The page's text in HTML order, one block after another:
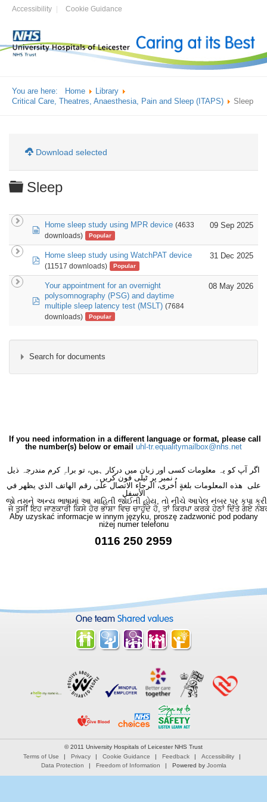
Accessibility Cookie Guidance
You are here: Home
Library
Critical Care, Theatres, Anaesthesia, Pain and Sleep (ITAPS)
Sleep
Download selected
Folder
Sleep
spreadsheet
Home sleep study using MPR device (4633
downloads)
Popular
09 Sep 2025
pdfHome sleep study using WatchPAT device
(11517 downloads) Popular
31 Dec 2025
pdf
Your appointment for an overnight
polysomnography (PSG) and daytime
multiple sleep latency test (MSLT) (7684
downloads)
Popular
08 May 2026
Search for documents
×
×- Sleep
If you need information in a different language or format, please call
the number(s) below or email uhl-tr.equalitymailbox@nhs.net
اگر آپ کو یہ معلومات کسی اور زبان میں درکار ہیں، تو براہِ کرم مندرجہ ذیل
نمبر پر ٹیلی فون کریں۔
على هذه المعلومات بلغةٍ أُخرى، الرجاء الاتصال على رقم الهاتف الذي يظهر في
الأسفل
જો તમને અન્ય ભાષામાં આ માહિતી જોઈતી હોય, તો નીચે આપેલ નંબર પર કૃપા કરી
ਜੇ ਤੁਸੀਂ ਇਹ ਜਾਣਕਾਰੀ ਕਿਸੇ ਹੋਰ ਭਾਸ਼ਾ ਵਿਚ ਚਾਹੁੰਦੇ ਹੋ, ਤਾਂ ਕਿਰਪਾ ਕਰਕੇ ਹੇਠਾਂ ਦਿੱਤੇ ਗਏ
Aby uzyskać informacje w innym języku, proszę zadzwonić pod podany
niżej numer telefonu
0116 250 2959
© 2011 University Hospitals of Leicester NHS Trust
Terms of Use
Privacy Cookie Guidance Feedback
Accessibility
Data Protection
Freedom of Information Powered by Joomla